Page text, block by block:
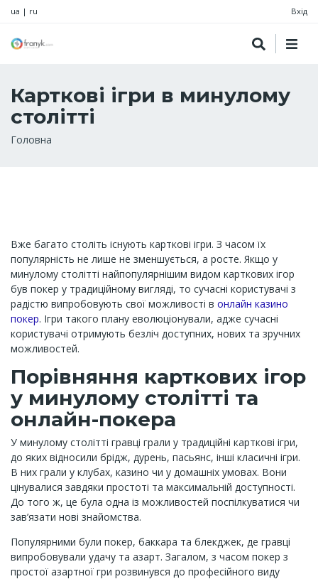
ua | ru Вхід
Карткові ігри в минулому
столітті
Рядок
Головна
Вже багато століть існують карткові ігри. З часом їх
популярність не лише не зменшується, а росте. Якщо у
минулому столітті найпопулярнішим видом карткових ігор
був покер у традиційному вигляді, то сучасні користувачі з
радістю випробовують свої можливості в онлайн казино
покер. Ігри такого плану еволюціонували, адже сучасні
користувачі отримують безліч доступних, нових та зручних
можливостей.
Порівняння карткових ігор
у минулому столітті та
онлайн-покера
У минулому столітті гравці грали у традиційні карткові ігри,
до яких відносили брідж, дурень, пасьянс, інші класичні ігри.
В них грали у клубах, казино чи у домашніх умовах. Вони
цінувалися завдяки простоті та максимальній доступності.
До того ж, це була одна із можливостей поспілкуватися чи
зав’язати нові знайомства.
Популярними були покер, баккара та блекджек, де гравці
випробовували удачу та азарт. Загалом, з часом покер з
простої азартної гри розвинувся до професійного виду